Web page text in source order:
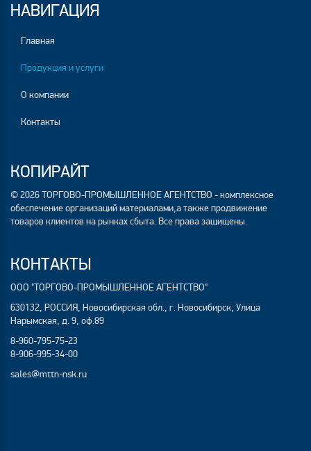
НАВИГАЦИЯ
Главная
Продукция и услуги
О компании
Контакты
КОПИРАЙТ
© 2026 ТОРГОВО-ПРОМЫШЛЕННОЕ АГЕНТСТВО - комплексное
обеспечение организаций материалами,а также продвижение
товаров клиентов на рынках сбыта. Все права защищены.
КОНТАКТЫ
ООО "ТОРГОВО-ПРОМЫШЛЕННОЕ АГЕНТСТВО"
630132, РОССИЯ, Новосибирская обл., г. Новосибирск, Улица
Нарымская, д. 9, оф.89
8-960-795-75-23
8-906-995-34-00
sales@mttn-nsk.ru